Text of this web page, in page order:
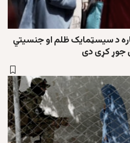
د سيسټمايک ظلم او جنسيتي
جوړ کړی دی